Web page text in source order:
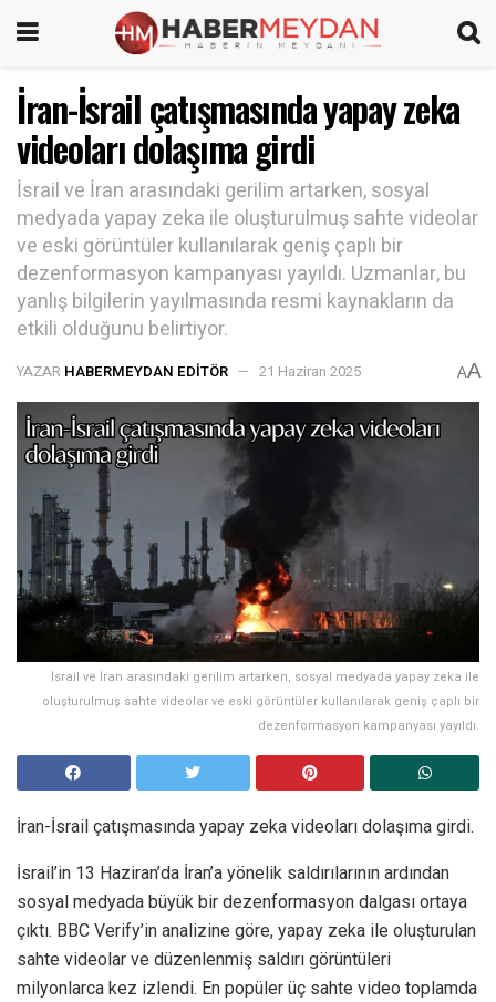
İran-İsrail çatışmasında yapay zeka
videoları dolaşıma girdi
İsrail ve İran arasındaki gerilim artarken, sosyal
medyada yapay zeka ile oluşturulmuş sahte videolar
ve eski görüntüler kullanılarak geniş çaplı bir
dezenformasyon kampanyası yayıldı. Uzmanlar, bu
yanlış bilgilerin yayılmasında resmi kaynakların da
etkili olduğunu belirtiyor.
YAZAR HABERMEYDAN EDITÖR 21 Haziran 2025 AA
İsrail ve İran arasındaki gerilim artarken, sosyal medyada yapay zeka ile
oluşturulmuş sahte videolar ve eski görüntüler kullanılarak geniş çaplı bir
dezenformasyon kampanyası yayıldı.
İran-İsrail çatışmasında yapay zeka videoları dolaşıma girdi.
İsrail’in 13 Haziran’da İran’a yönelik saldırılarının ardından
sosyal medyada büyük bir dezenformasyon dalgası ortaya
çıktı. BBC Verify’in analizine göre, yapay zeka ile oluşturulan
sahte videolar ve düzenlenmiş saldırı görüntüleri
milyonlarca kez izlendi. En popüler üç sahte video toplamda